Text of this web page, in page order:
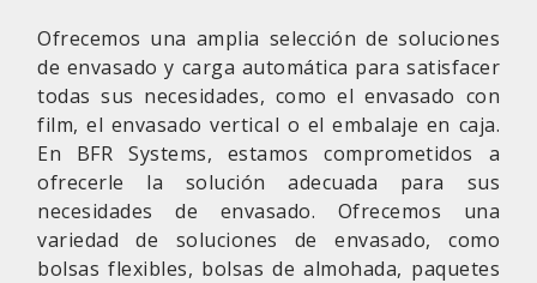
Ofrecemos una amplia selección de soluciones
de envasado y carga automática para satisfacer
todas sus necesidades, como el envasado con
film, el envasado vertical o el embalaje en caja.
En BFR Systems, estamos comprometidos a
ofrecerle la solución adecuada para sus
necesidades de envasado. Ofrecemos una
variedad de soluciones de envasado, como
bolsas flexibles, bolsas de almohada, paquetes